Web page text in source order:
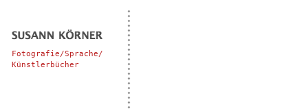
Fotografie/Sprache/
Künstlerbücher